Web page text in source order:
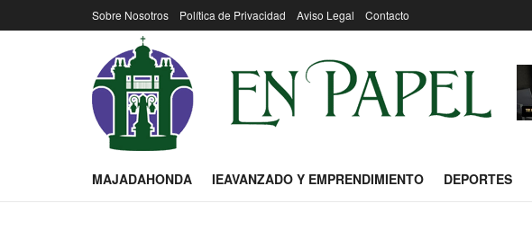
Sobre Nosotros Política de Privacidad Aviso Legal Contacto
MAJADAHONDA IEAVANZADO Y EMPRENDIMIENTO DEPORTES